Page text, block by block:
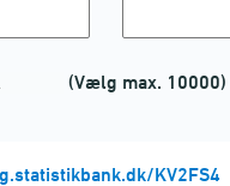
(Vælg max. 10000)
KV2FS4